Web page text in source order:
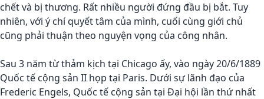
chết và bị thương. Rất nhiều người đứng đầu bị bắt. Tuy
nhiên, với ý chí quyết tâm của mình, cuối cùng giới chủ
cũng phải thuận theo nguyện vọng của công nhân.
Sau 3 năm từ thảm kịch tại Chicago ấy, vào ngày 20/6/1889
Quốc tế cộng sản II họp tại Paris. Dưới sự lãnh đạo của
Frederic Engels, Quốc tế cộng sản tại Đại hội lần thứ nhất